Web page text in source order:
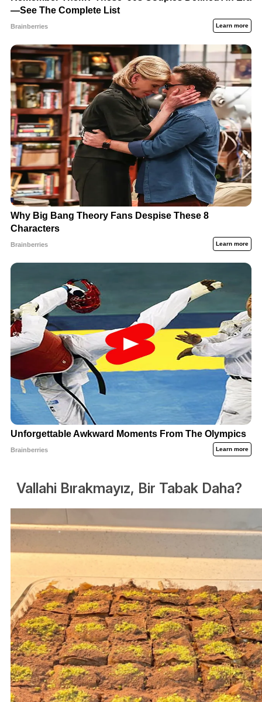
Vallahi Bırakmayız, Bir Tabak Daha?